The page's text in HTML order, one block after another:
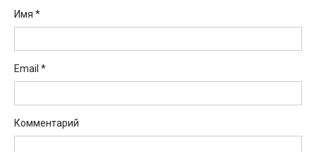
Имя *
Email *
Комментарий